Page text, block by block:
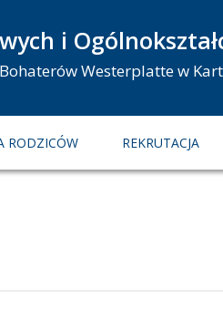
i
Westerplatte w
RODZICÓW REKRUTACJA